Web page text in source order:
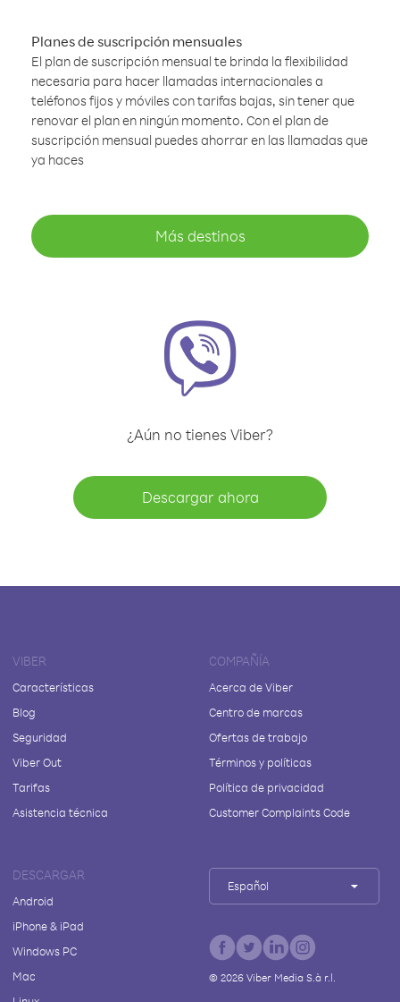
Planes de suscripción mensuales
El plan de suscripción mensual te brinda la flexibilidad
necesaria para hacer llamadas internacionales a
teléfonos fijos y móviles con tarifas bajas, sin tener que
renovar el plan en ningún momento. Con el plan de
suscripción mensual puedes ahorrar en las llamadas que
ya haces
Más destinos
¿Aún no tienes Viber?
Descargar ahora
VIBER
Características
Blog
Seguridad
Viber Out
Tarifas
Asistencia técnica
COMPAÑÍA
Acerca de Viber
Centro de marcas
Ofertas de trabajo
Términos y políticas
Política de privacidad
Customer Complaints Code
DESCARGAR
Android
iPhone & iPad
Windows PC
Mac
Español
© 2026Viber Media S.à r.l.